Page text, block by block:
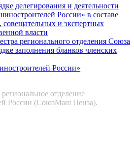
делегирования и деятельности
России» в составе
и экспертных
власти
регионального отделения Союза
заполнения бланков членских
России»
отделение
России (СоюзМаш Пенза).